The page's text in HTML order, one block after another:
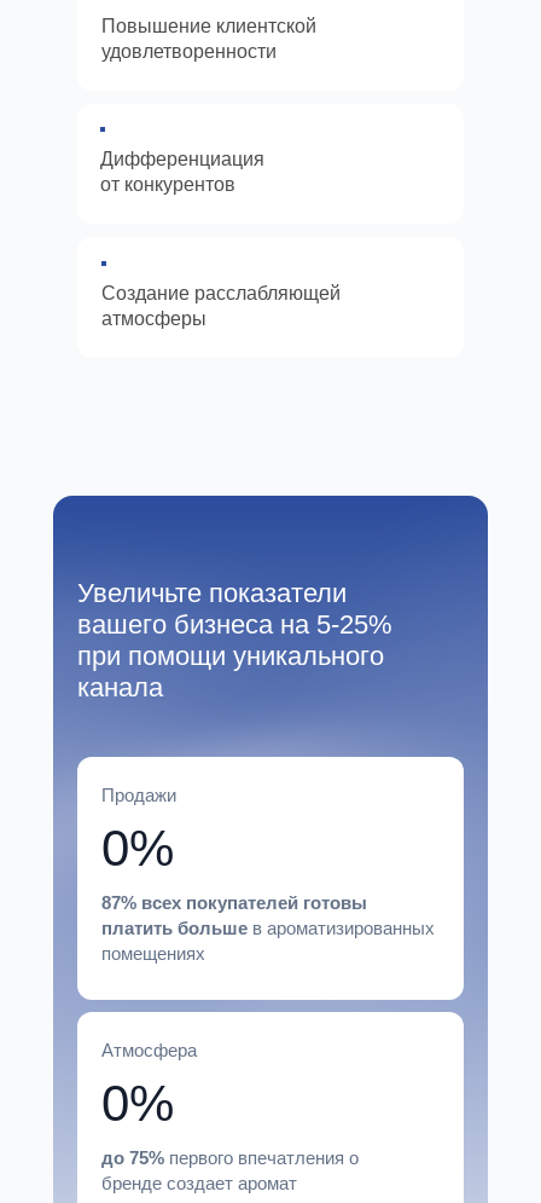
Создание расслабляющей
атмосферы
Повышение клиентской
удовлетворенности
Дифференциация
от конкурентов
Увеличьте показатели
вашего бизнеса на 5-25%
при помощи уникального
канала
0%
0%
Продажи
Атмосфера
87% всех покупателей готовы
платить больше в ароматизированных
помещениях
до 75% первого впечатления о
бренде создает аромат